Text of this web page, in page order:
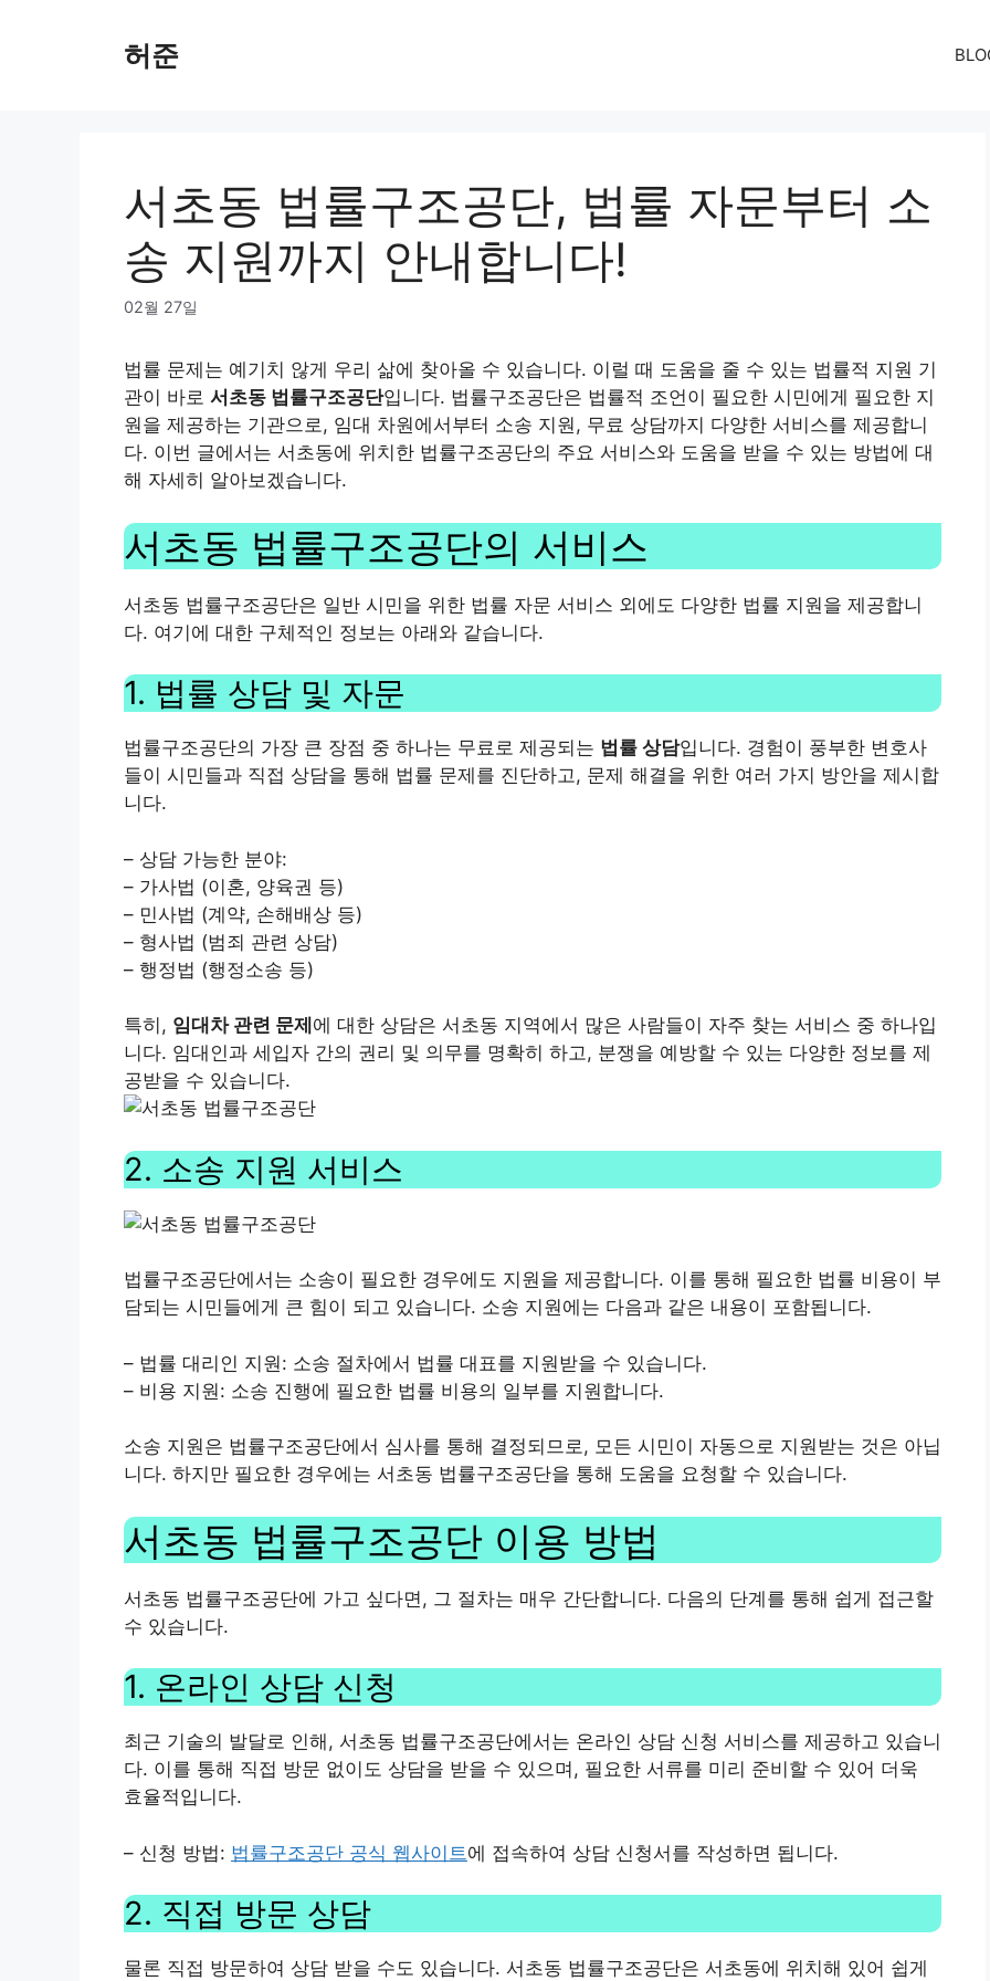
허준
서초동 법률구조공단, 법률 자문부터 소
송 지원까지 안내합니다!
02월 27일
법률 문제는 예기치 않게 우리 삶에 찾아올 수 있습니다. 이럴 때 도움을 줄 수 있는 법률적 지원 기
관이 바로 서초동 법률구조공단입니다. 법률구조공단은 법률적 조언이 필요한 시민에게 필요한 지
원을 제공하는 기관으로, 임대 차원에서부터 소송 지원, 무료 상담까지 다양한 서비스를 제공합니
다. 이번 글에서는 서초동에 위치한 법률구조공단의 주요 서비스와 도움을 받을 수 있는 방법에 대
해 자세히 알아보겠습니다.
서초동 법률구조공단의 서비스
서초동 법률구조공단은 일반 시민을 위한 법률 자문 서비스 외에도 다양한 법률 지원을 제공합니
다. 여기에 대한 구체적인 정보는 아래와 같습니다.
1. 법률 상담 및 자문
법률구조공단의 가장 큰 장점 중 하나는 무료로 제공되는 법률 상담입니다. 경험이 풍부한 변호사
들이 시민들과 직접 상담을 통해 법률 문제를 진단하고, 문제 해결을 위한 여러 가지 방안을 제시합
니다.
– 상담 가능한 분야:
– 가사법 (이혼, 양육권 등)
– 민사법 (계약, 손해배상 등)
– 형사법 (범죄 관련 상담)
– 행정법 (행정소송 등)
특히, 임대차 관련 문제 에 대한 상담은 서초동 지역에서 많은 사람들이 자주 찾는 서비스 중 하나입
니다. 임대인과 세입자 간의 권리 및 의무를 명확히 하고, 분쟁을 예방할 수 있는 다양한 정보를 제
공받을 수 있습니다.
2. 소송 지원 서비스
법률구조공단에서는 소송이 필요한 경우에도 지원을 제공합니다. 이를 통해 필요한 법률 비용이 부
담되는 시민들에게 큰 힘이 되고 있습니다. 소송 지원에는 다음과 같은 내용이 포함됩니다.
– 법률 대리인 지원: 소송 절차에서 법률 대표를 지원받을 수 있습니다.
– 비용 지원: 소송 진행에 필요한 법률 비용의 일부를 지원합니다.
소송 지원은 법률구조공단에서 심사를 통해 결정되므로, 모든 시민이 자동으로 지원받는 것은 아닙
니다. 하지만 필요한 경우에는 서초동 법률구조공단을 통해 도움을 요청할 수 있습니다.
서초동 법률구조공단 이용 방법
서초동 법률구조공단에 가고 싶다면, 그 절차는 매우 간단합니다. 다음의 단계를 통해 쉽게 접근할
수 있습니다.
1. 온라인 상담 신청
최근 기술의 발달로 인해, 서초동 법률구조공단에서는 온라인 상담 신청 서비스를 제공하고 있습니
다. 이를 통해 직접 방문 없이도 상담을 받을 수 있으며, 필요한 서류를 미리 준비할 수 있어 더욱
효율적입니다.
– 신청 방법: 법률구조공단 공식 웹사이트 에 접속하여 상담 신청서를 작성하면 됩니다.
2. 직접 방문 상담
물론 직접 방문하여 상담 받을 수도 있습니다. 서초동 법률구조공단은 서초동에 위치해 있어 쉽게